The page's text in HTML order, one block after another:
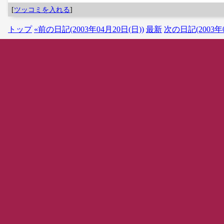
[ツッコミを入れる]
トップ «前の日記(2003年04月20日(日)) 最新 次の日記(2003